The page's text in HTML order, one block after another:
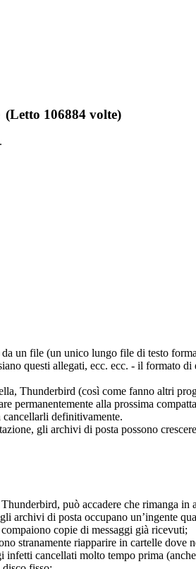
106884 volte)
un file (un unico lungo file di testo
questi allegati, ecc. ecc. - il formato di
Thunderbird (così come fanno altri
permanentemente alla prossima
cancellarli definitivamente.
gli archivi di posta possono
può accadere che rimanga
archivi di posta occupano un’ingente
copie di messaggi già ricevuti;
stranamente riapparire in cartelle dove
cancellati molto tempo prima